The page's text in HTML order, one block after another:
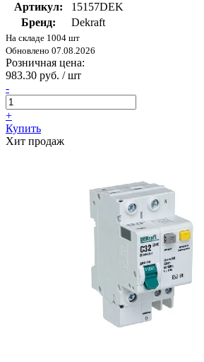
Артикул:
15157DEK
Бренд:
Dekraft
На складе 1004 шт
Обновлено 07.08.2026
Розничная цена:
983.30 руб. / шт
-
+
Купить
Хит продаж